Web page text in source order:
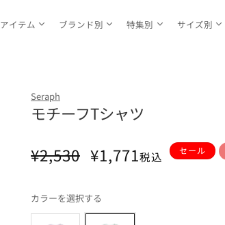
アイテム ブランド別 特集別 サイズ別
カラーを選択する
Seraph
モチーフTシャツ
通
常
格
¥2,530
セ
ー
価
格
¥1,771税込 セール